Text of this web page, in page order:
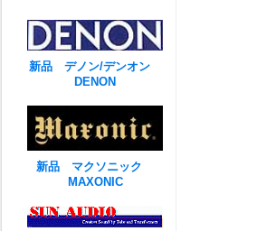
新品 デノン/デンオン
DENON
新品 マクソニック
MAXONIC